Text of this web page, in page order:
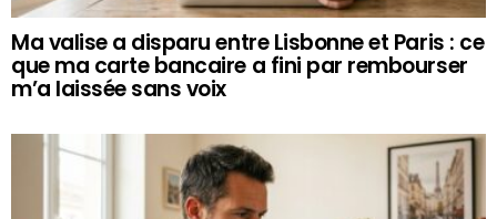
Ma valise a disparu entre Lisbonne et Paris : ce
que ma carte bancaire a fini par rembourser
m’a laissée sans voix